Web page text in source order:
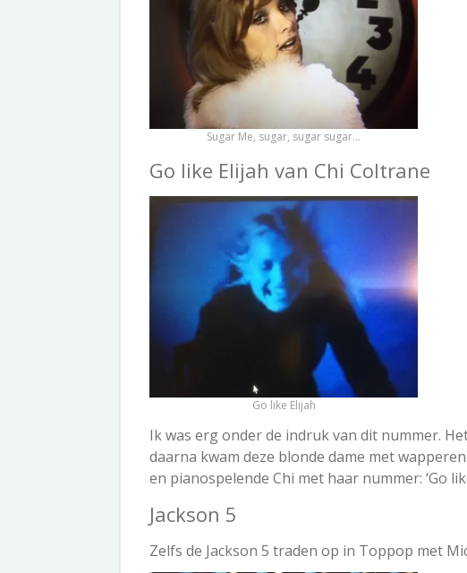
Sugar Me, sugar, sugar sugar…
Go like Elijah van Chi Coltrane
Go like Elijah
Ik was erg onder de indruk van dit nummer.
daarna kwam deze blonde dame met
en pianospelende Chi met haar nummer: ‘Go
Jackson 5
Zelfs de Jackson 5 traden op in Toppop met